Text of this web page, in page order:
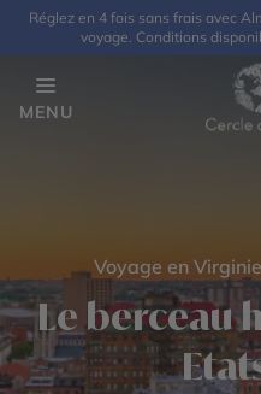
Réglez en 4 fois sans frais avec
voyage. Conditions
MENU
Voyage en
Le berceau